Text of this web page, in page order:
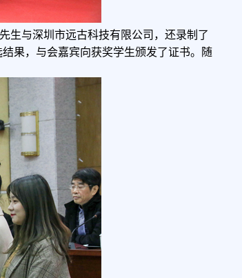
生与深圳市远古科技有限公司，还录制了
果，与会嘉宾向获奖学生颁发了证书。随